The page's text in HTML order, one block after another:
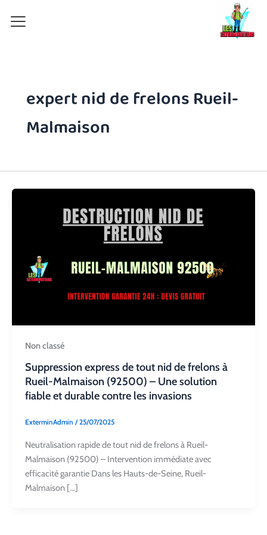
expert nid de frelons Rueil-
Malmaison
Non classé
Suppression express de tout nid de frelons à
Rueil-Malmaison (92500) – Une solution
fiable et durable contre les invasions
ExterminAdmin /25/07/2025
Neutralisation rapide de tout nid de frelons à Rueil-
Malmaison (92500) – Intervention immédiate avec
efficacité garantie Dans les Hauts-de-Seine, Rueil-
Malmaison […]